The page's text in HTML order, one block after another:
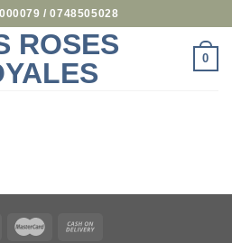
/ 0748505028
0